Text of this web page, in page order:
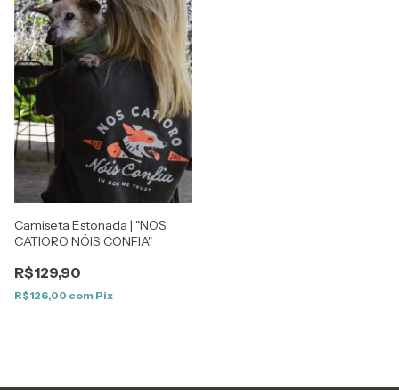
Camiseta Estonada | "NOS
CATIORO NÓIS CONFIA"
R$129,90
R$126,00 com Pix